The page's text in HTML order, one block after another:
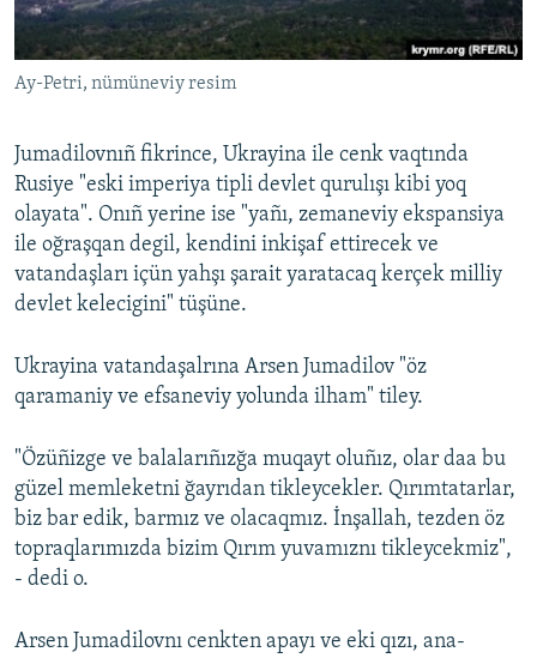
Ay-Petri, nümüneviy resim
Jumadilovnıñ fikrince, Ukrayina ile cenk vaqtında
Rusiye "eski imperiya tipli devlet qurulışı kibi yoq
olayata". Onıñ yerine ise "yañı, zemaneviy ekspansiya
ile oğraşqan degil, kendini inkişaf ettirecek ve
vatandaşları içün yahşı şarait yaratacaq kerçek milliy
devlet kelecigini" tüşüne.
Ukrayina vatandaşalrına Arsen Jumadilov "öz
qaramaniy ve efsaneviy yolunda ilham" tiley.
"Özüñizge ve balalarıñızğa muqayt oluñız, olar daa bu
güzel memleketni ğayrıdan tikleycekler. Qırımtatarlar,
biz bar edik, barmız ve olacaqmız. İnşallah, tezden öz
topraqlarımızda bizim Qırım yuvamıznı tikleycekmiz",
- dedi o.
Arsen Jumadilovnı cenkten apayı ve eki qızı, ana-